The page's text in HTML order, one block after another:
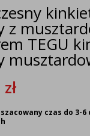
z
TEGU
zł
szacowany czas do 3-6